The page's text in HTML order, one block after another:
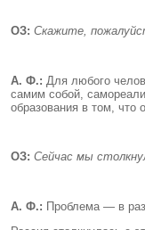
ОЗ: Скажите,
А. Ф.: Для любого
самим собой,
образования в том, что
ОЗ: Сейчас мы
А. Ф.: Проблема — в